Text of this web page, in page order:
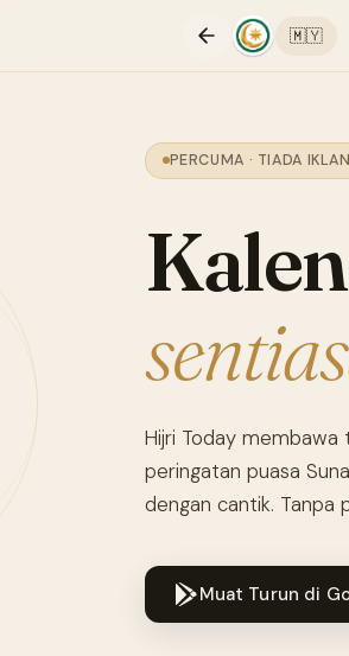
🇲🇾
PERCUMA · TIADA
Hijri Today membawa
peringatan puasa
dengan cantik. Tanpa
Muat Turun di